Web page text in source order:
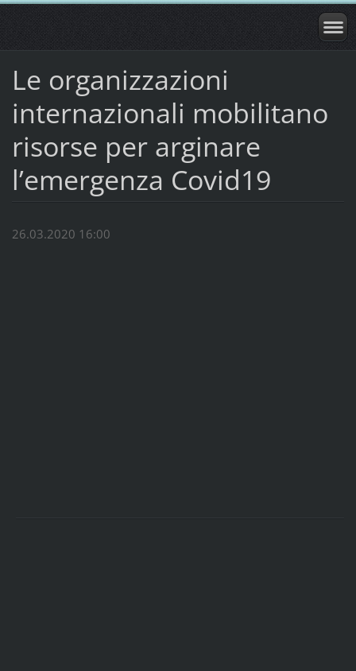
Le organizzazioni
internazionali mobilitano
risorse per arginare
l’emergenza Covid19
26.03.2020 16:00